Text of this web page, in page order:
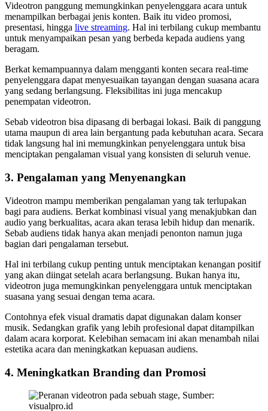
Videotron panggung memungkinkan penyelenggara acara untuk
menampilkan berbagai jenis konten. Baik itu video promosi,
presentasi, hingga live streaming. Hal ini terbilang cukup membantu
untuk menyampaikan pesan yang berbeda kepada audiens yang
beragam.
Berkat kemampuannya dalam mengganti konten secara real-time
penyelenggara dapat menyesuaikan tayangan dengan suasana acara
yang sedang berlangsung. Fleksibilitas ini juga mencakup
penempatan videotron.
Sebab videotron bisa dipasang di berbagai lokasi. Baik di panggung
utama maupun di area lain bergantung pada kebutuhan acara. Secara
tidak langsung hal ini memungkinkan penyelenggara untuk bisa
menciptakan pengalaman visual yang konsisten di seluruh venue.
3. Pengalaman yang Menyenangkan
Videotron mampu memberikan pengalaman yang tak terlupakan
bagi para audiens. Berkat kombinasi visual yang menakjubkan dan
audio yang berkualitas, acara akan terasa lebih hidup dan menarik.
Sebab audiens tidak hanya akan menjadi penonton namun juga
bagian dari pengalaman tersebut.
Hal ini terbilang cukup penting untuk menciptakan kenangan positif
yang akan diingat setelah acara berlangsung. Bukan hanya itu,
videotron juga memungkinkan penyelenggara untuk menciptakan
suasana yang sesuai dengan tema acara.
Contohnya efek visual dramatis dapat digunakan dalam konser
musik. Sedangkan grafik yang lebih profesional dapat ditampilkan
dalam acara korporat. Kelebihan semacam ini akan menambah nilai
estetika acara dan meningkatkan kepuasan audiens.
4. Meningkatkan Branding dan Promosi